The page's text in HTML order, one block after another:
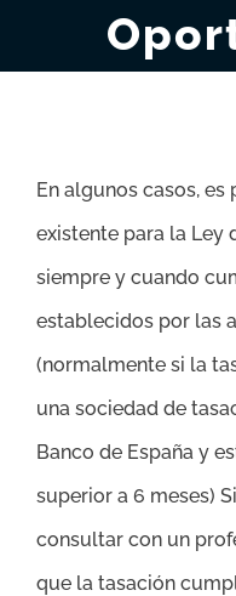
En algunos casos,
existente para la Ley
siempre y cuando
establecidos por las
(normalmente si la
una sociedad de
Banco de España y
superior a 6 meses)
consultar con un
que la tasación